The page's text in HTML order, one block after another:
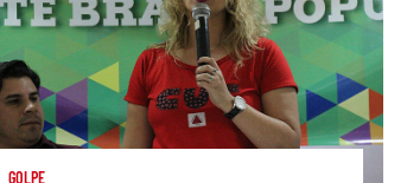
GOLPE